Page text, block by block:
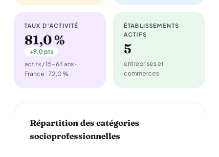
TAUX D'ACTIVITÉ
81,0 %
+9,0 pts
actifs / 15-64 ans ·
France : 72,0 %
ÉTABLISSEMENTS
ACTIFS
5
entreprises et
commerces
Répartition des catégories
socioprofessionnelles